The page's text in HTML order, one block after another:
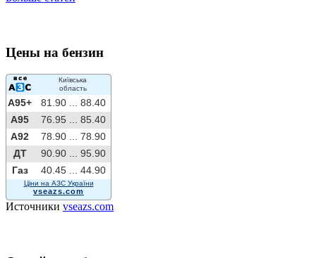
Цены на бензин
Київська
область
A95+ 81.90 ...
88.40
A95
76.95 ...
85.40
A92
78.90 ...
78.90
ДТ
90.90 ...
95.90
Газ
40.45 ... 44.90
Ціни на АЗС України
vseazs.com
Источники vseazs.com